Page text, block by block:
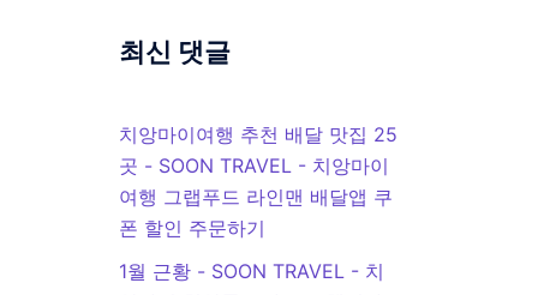
최신 댓글
치앙마이여행 추천 배달 맛집 25
곳 - SOON TRAVEL- 치앙마이
여행 그랩푸드 라인맨 배달앱 쿠
폰 할인 주문하기
1월 근황 - SOON TRAVEL- 치